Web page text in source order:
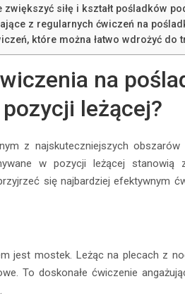
siłę i kształt pośladków
z regularnych ćwiczeń na
które można łatwo wdrożyć do
na
leżącej?
z najskuteczniejszych
w pozycji leżącej stanowią
się najbardziej efektywnym
jest mostek. Leżąc na plecach z
To doskonałe ćwiczenie